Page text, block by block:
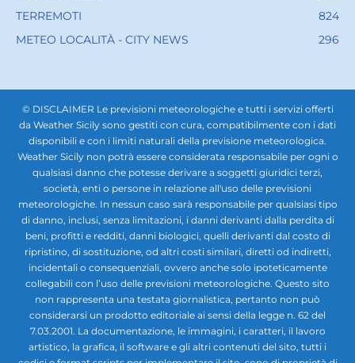
TERREMOTI
824
METEO LOCALITÀ - CITY NEWS
296
© DISCLAIMER Le previsioni meteorologiche e tutti i servizi offerti
da Weather Sicily sono gestiti con cura, compatibilmente con i dati
disponibili e con i limiti naturali della previsione meteorologica.
Weather Sicily non potrà essere considerata responsabile per ogni o
qualsiasi danno che potesse derivare a soggetti giuridici terzi,
società, enti o persone in relazione all'uso delle previsioni
meteorologiche. In nessun caso sarà responsabile per qualsiasi tipo
di danno, inclusi, senza limitazioni, i danni derivanti dalla perdita di
beni, profitti e redditi, danni biologici, quelli derivanti dal costo di
ripristino, di sostituzione, od altri costi similari, diretti od indiretti,
incidentali o consequenziali, ovvero anche solo ipoteticamente
collegabili con l’uso delle previsioni meteorologiche. Questo sito
non rappresenta una testata giornalistica, pertanto non può
considerarsi un prodotto editoriale ai sensi della legge n. 62 del
7.03.2001. La documentazione, le immagini, i caratteri, il lavoro
artistico, la grafica, il software e gli altri contenuti del sito, tutti i